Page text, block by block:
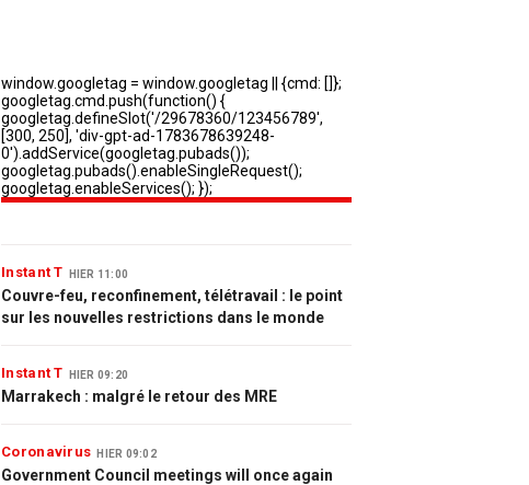
Instant T HIER 11:00
Couvre-feu, reconfinement, télétravail : le point
sur les nouvelles restrictions dans le monde
Instant T HIER 09:20
Marrakech : malgré le retour des MRE
Coronavirus HIER 09:02
Government Council meetings will once again